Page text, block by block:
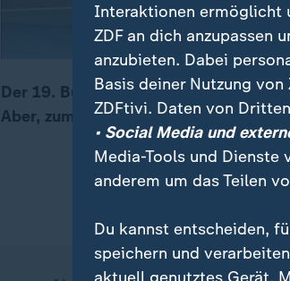
00:05 00:49
Der 19. Bundestag ist ein "Mammut-
Aber, zum ersten Mal seit Langem
Interaktionen ermöglicht
ZDF an dich anzupassen
anzubieten. Dabei
Basis deiner Nutzung von
ZDFtivi. Daten von
• Social Media und
Media-Tools und Dienste
anderem um das Teilen
Du kannst entscheiden,
speichern und